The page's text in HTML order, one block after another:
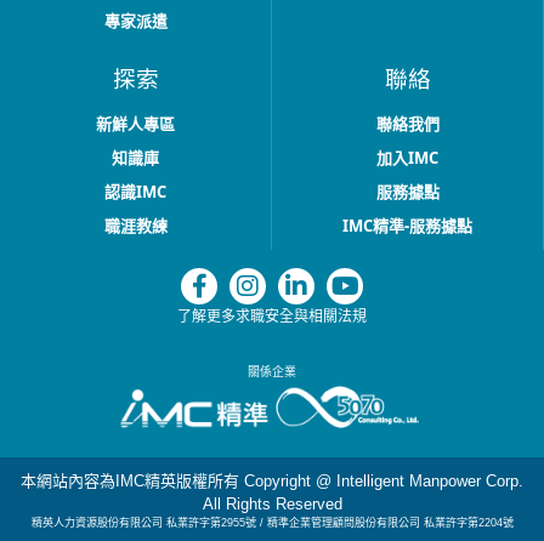
專家派遣
探索
新鮮人專區
知識庫
認識IMC
職涯教練
聯絡
聯絡我們
加入IMC
服務據點
IMC精準-服務據點
了解更多求職安全與相關法規
關係企業
本網站內容為IMC精英版權所有 Copyright @ Intelligent Manpower Corp.
All Rights Reserved
精英人力資源股份有限公司 私業許字第2955號/ 精準企業管理顧問股份有限公司 私業許字第2204號